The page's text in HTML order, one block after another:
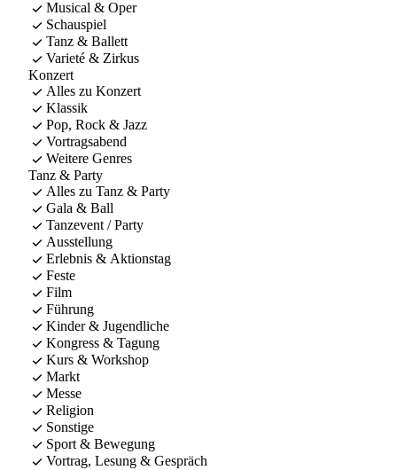
Musical & Oper
Schauspiel
Tanz & Ballett
Varieté & Zirkus
Konzert
Alles zu Konzert
Klassik
Pop, Rock & Jazz
Vortragsabend
Weitere Genres
Tanz & Party
Alles zu Tanz & Party
Gala & Ball
Tanzevent / Party
Ausstellung
Erlebnis & Aktionstag
Feste
Film
Führung
Kinder & Jugendliche
Kongress & Tagung
Kurs & Workshop
Markt
Messe
Religion
Sonstige
Sport & Bewegung
Vortrag, Lesung & Gespräch